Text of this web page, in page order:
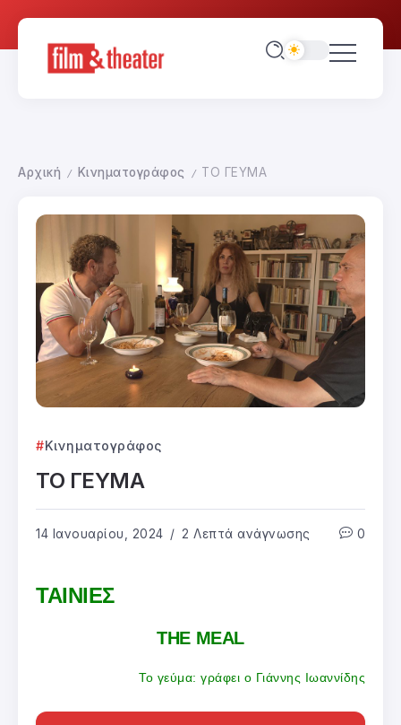
Αρχική / Κινηματογράφος / ΤΟ ΓΕΥΜΑ
Κινηματογράφος
ΤΟ ΓΕΥΜΑ
14 Ιανουαρίου, 2024 2 Λεπτά ανάγνωσης 0
ΤΑΙΝΙΕΣ
THE MEAL
Το γεύμα: γράφει ο Γιάννης Ιωαννίδης